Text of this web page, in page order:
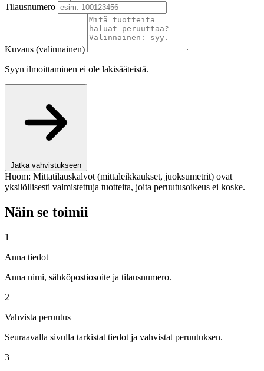
Tilausnumero
Kuvaus (valinnainen)
Syyn ilmoittaminen ei ole lakisääteistä.
Jatka vahvistukseen
Huom: Mittatilauskalvot (mittaleikkaukset, juoksumetrit) ovat
yksilöllisesti valmistettuja tuotteita, joita peruutusoikeus ei koske.
Näin se toimii
1
Anna tiedot
Anna nimi, sähköpostiosoite ja tilausnumero.
2
Vahvista peruutus
Seuraavalla sivulla tarkistat tiedot ja vahvistat peruutuksen.
3